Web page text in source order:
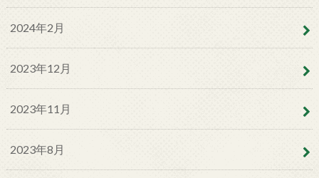
2024年2月
2023年12月
2023年11月
2023年8月